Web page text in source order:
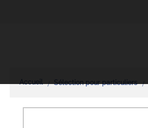
Accueil Sélection pour particuliers